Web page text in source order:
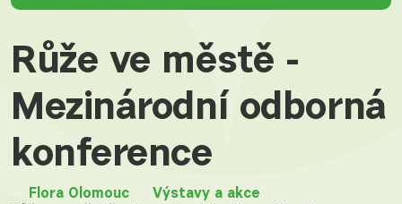
Růže ve městě -
Mezinárodní odborná
konference
Flora Olomouc
Výstavy a akce